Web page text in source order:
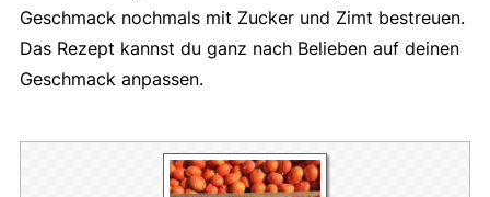
Geschmack nochmals mit Zucker und Zimt bestreuen.
Das Rezept kannst du ganz nach Belieben auf deinen
Geschmack anpassen.